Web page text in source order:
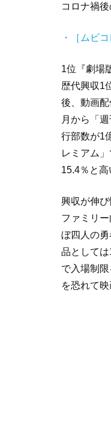
コロナ禍
・［ムビ
1位『劇場
歴代興収1
後、動画
月から「
行部数が1
レミアム
15.4％と高
興収が伸
ファミリ
ぼ四人の
品として
で入場制
を恐れて